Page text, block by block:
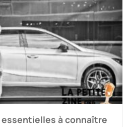
à connaître